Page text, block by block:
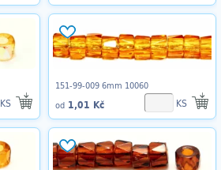
KS
151-99-009 6mm 10060
od 1,01 Kč KS